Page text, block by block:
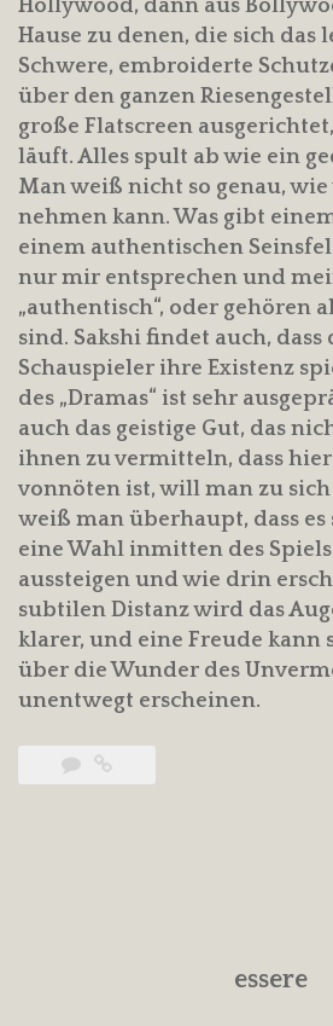
Hollywood, dann aus
Hause zu denen, die sich das
Schwere, embroiderte
über den ganzen
große Flatscreen
läuft. Alles spult ab wie ein
Man weiß nicht so genau,
nehmen kann. Was gibt
einem authentischen
nur mir entsprechen und
„authentisch“, oder gehören
sind. Sakshi findet auch,
Schauspieler ihre Existenz
des „Dramas“ ist sehr
auch das geistige Gut, das
ihnen zu vermitteln, dass
vonnöten ist, will man zu
weiß man überhaupt, dass es
eine Wahl inmitten des
aussteigen und wie drin
subtilen Distanz wird das
klarer, und eine Freude kann
über die Wunder des
unentwegt erscheinen.
essere